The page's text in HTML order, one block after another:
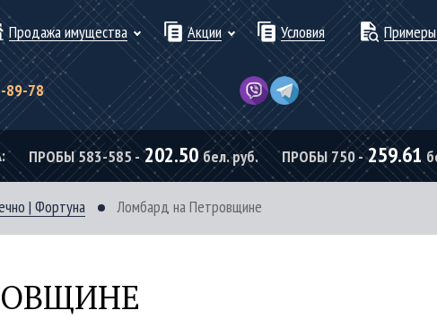
Продажа имущества Акции Условия Примеры
89-78
ПРОБЫ 583-585 -202.50 бел. руб. ПРОБЫ 750 -259.61
| Фортуна Ломбард на Петровщине